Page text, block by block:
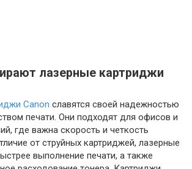
лазерные картриджи
Canon славятся своей надежностью
печати. Они подходят для офисов и
где важна скорость и четкость
от струйных картриджей, лазерные
выполнение печати, а также